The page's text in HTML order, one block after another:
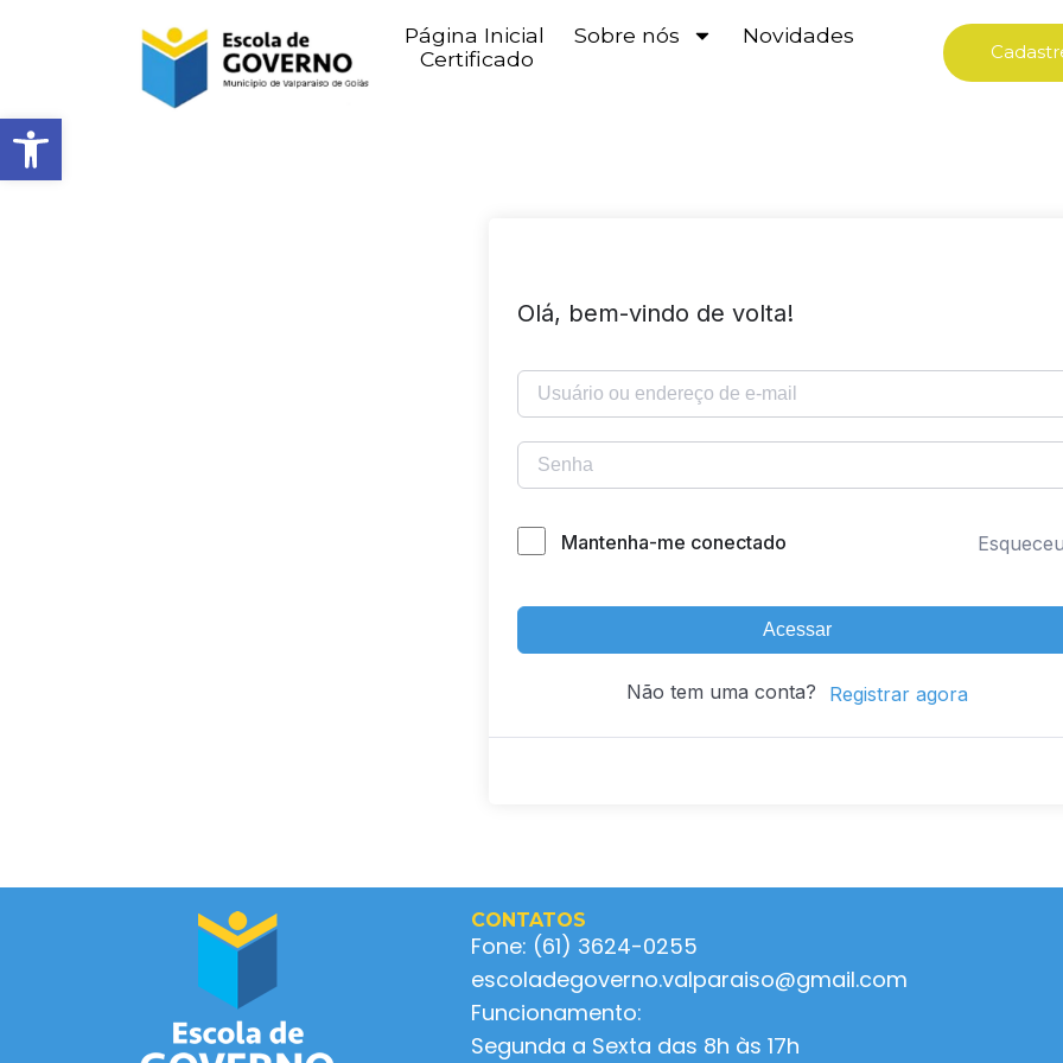
Abrir barra de ferramentas
Página Inicial Sobre nós
Novidades
Certificado
Olá, bem-vindo de volta!
Mantenha-me conectado
Acessar
Não tem uma conta? Registrar agora
CONTATOS
Fone: (61) 3624-0255
escoladegoverno.valparaiso@gmail.com
Funcionamento:
Segunda a Sexta das 8h às 17h